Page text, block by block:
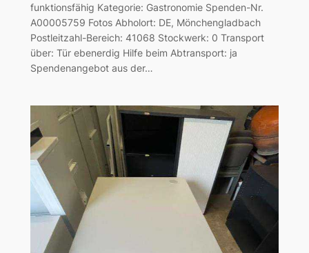
funktionsfähig Kategorie: Gastronomie Spenden-Nr.
A00005759 Fotos Abholort: DE, Mönchengladbach
Postleitzahl-Bereich: 41068 Stockwerk: 0 Transport
über: Tür ebenerdig Hilfe beim Abtransport: ja
Spendenangebot aus der…